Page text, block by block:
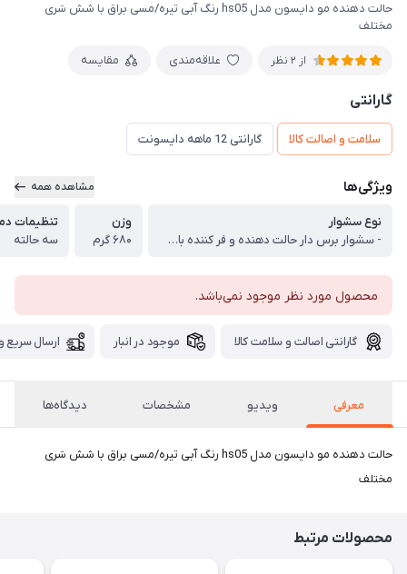
حالت دهنده مو دایسون مدل hs05 رنگ آبی تیره/مسی براق با شش سَری
مختلف
از 2 نظر علاقه‌مندی مقایسه
گارانتی
سلامت و اصالت کالا گارانتی 12 ماهه دایسونت
ویژگی‌ها مشاهده همه
نوع سشوار
- سشوار برس دار حالت دهنده و فر کننده با انواع سری ها
وزن
۶۸۰ گرم
تنظیمات
سه حالته
محصول مورد نظر موجود نمی‌باشد.
گارانتی اصالت و سلامت کالا موجود در انبار ارسال سریع
معرفی ویدیو مشخصات دیدگاه‌ها
حالت دهنده مو دایسون مدل hs05 رنگ آبی تیره/مسی براق با شش سَری
مختلف
محصولات مرتبط